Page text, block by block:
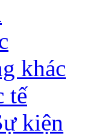
khác
tế
kiện